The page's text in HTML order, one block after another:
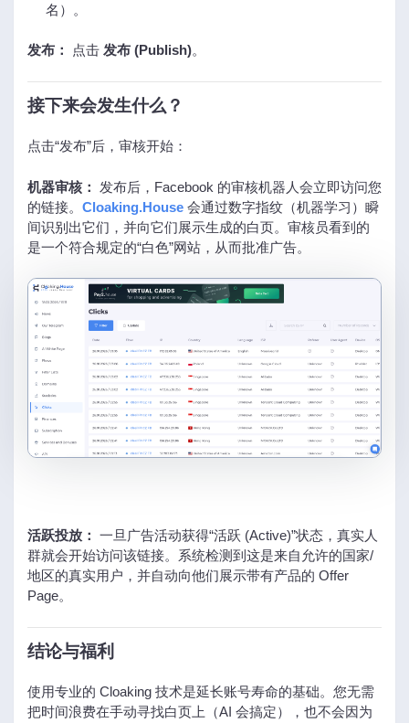
名）。
发布： 点击 发布 (Publish)。
接下来会发生什么？
点击“发布”后，审核开始：
机器审核：
发布后，Facebook 的审核机器人会立即访问您
的链接。 Cloaking.House 会通过数字指纹（机器学习）瞬
间识别出它们，并向它们展示生成的白页。审核员看到的
是一个符合规定的“白色”网站，从而批准广告。
活跃投放： 一旦广告活动获得“活跃 (Active)”状态，真实人
群就会开始访问该链接。系统检测到这是来自允许的国家/
地区的真实用户，并自动向他们展示带有产品的 Offer
Page。
结论与福利
使用专业的 Cloaking 技术是延长账号寿命的基础。您无需
把时间浪费在手动寻找白页上（AI 会搞定），也不会因为